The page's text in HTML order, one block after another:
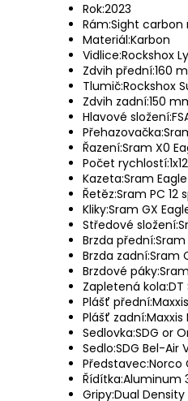
Rok:2023
Rám:Sight
Materiál:Karbon
Vidlice:Rockshox
Zdvih přední:160
Tlumič:Rockshox
Zdvih zadní:150
Hlavové složení:
Přehazovačka:
Řazení:Sram X0
Počet rychlostí:1x12
Kazeta:Sram
Řetěz:Sram PC 12
Kliky:Sram GX
Středové složení:
Brzda přední:
Brzda zadní:Sram
Brzdové páky:
Zapletená kola:DT
Plášť přední:
Plášť zadní:Maxxis
Sedlovka:SDG or
Sedlo:SDG Bel-Air
Představec:Norco
Řídítka:Aluminum
Gripy:Dual